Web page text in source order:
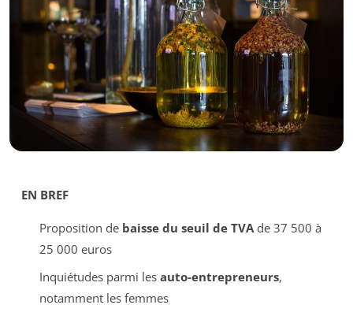
EN BREF
Proposition de baisse du seuil de TVAde 37 500 à
25 000 euros
Inquiétudes parmi les auto-entrepreneurs,
notamment les femmes